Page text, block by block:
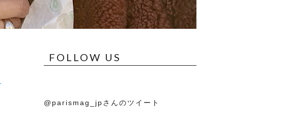
FOLLOW US
@parismag_jpさんのツイート